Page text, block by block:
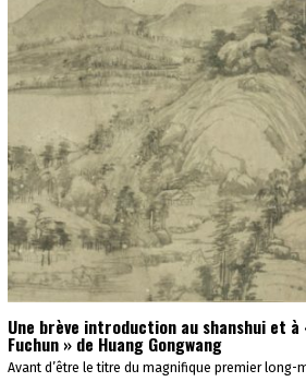
Une brève introduction au shanshui et à
Fuchun » de Huang Gongwang
Avant d’être le titre du magnifique premier long-